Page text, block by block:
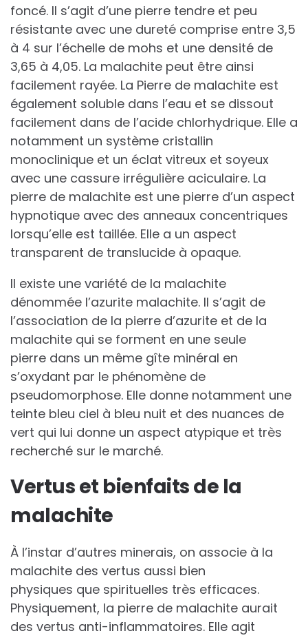
foncé. Il s’agit d’une pierre tendre et peu
résistante avec une dureté comprise entre 3,5
à 4 sur l’échelle de mohs et une densité de
3,65 à 4,05. La malachite peut être ainsi
facilement rayée. La Pierre de malachite est
également soluble dans l’eau et se dissout
facilement dans de l’acide chlorhydrique. Elle a
notamment un système cristallin
monoclinique et un éclat vitreux et soyeux
avec une cassure irrégulière aciculaire. La
pierre de malachite est une pierre d’un aspect
hypnotique avec des anneaux concentriques
lorsqu’elle est taillée. Elle a un aspect
transparent de translucide à opaque.
Il existe une variété de la malachite
dénommée l’azurite malachite. Il s’agit de
l’association de la pierre d’azurite et de la
malachite qui se forment en une seule
pierre dans un même gîte minéral en
s’oxydant par le phénomène de
pseudomorphose. Elle donne notamment une
teinte bleu ciel à bleu nuit et des nuances de
vert qui lui donne un aspect atypique et très
recherché sur le marché.
Vertus et bienfaits de la
malachite
À l’instar d’autres minerais, on associe à la
malachite des vertus aussi bien
physiques que spirituelles très efficaces.
Physiquement, la pierre de malachite aurait
des vertus anti-inflammatoires. Elle agit